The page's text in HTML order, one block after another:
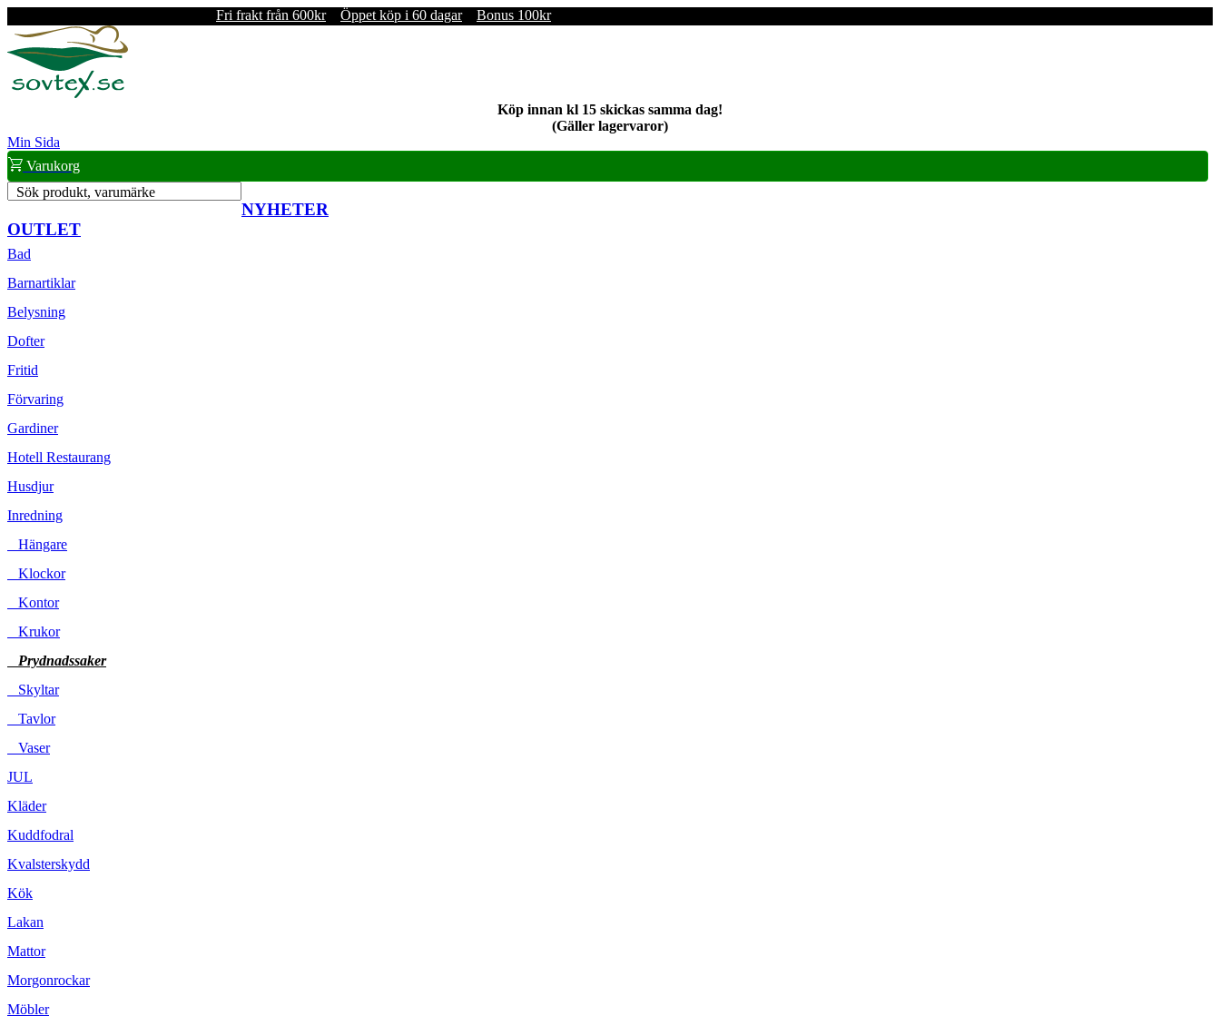
Fri frakt från 600kr Öppet köp i 60 dagar Bonus 100kr
Köp innan kl 15 skickas samma dag!
(Gäller lagervaror)
Min Sida
Varukorg
Sök produkt, varumärke
NYHETER
OUTLET
Bad
Barnartiklar
Belysning
Dofter
Fritid
Förvaring
Gardiner
Hotell Restaurang
Husdjur
Inredning
Hängare
Klockor
Kontor
Krukor
Prydnadssaker
Skyltar
Tavlor
Vaser
JUL
Kläder
Kuddfodral
Kvalsterskydd
Kök
Lakan
Mattor
Morgonrockar
Möbler